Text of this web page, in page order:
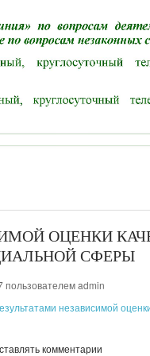
ОЦЕНКИ
СФЕРЫ
пользователемadmin
независимой
ОЦЕНКИ КАЧЕСТВА
комментарии